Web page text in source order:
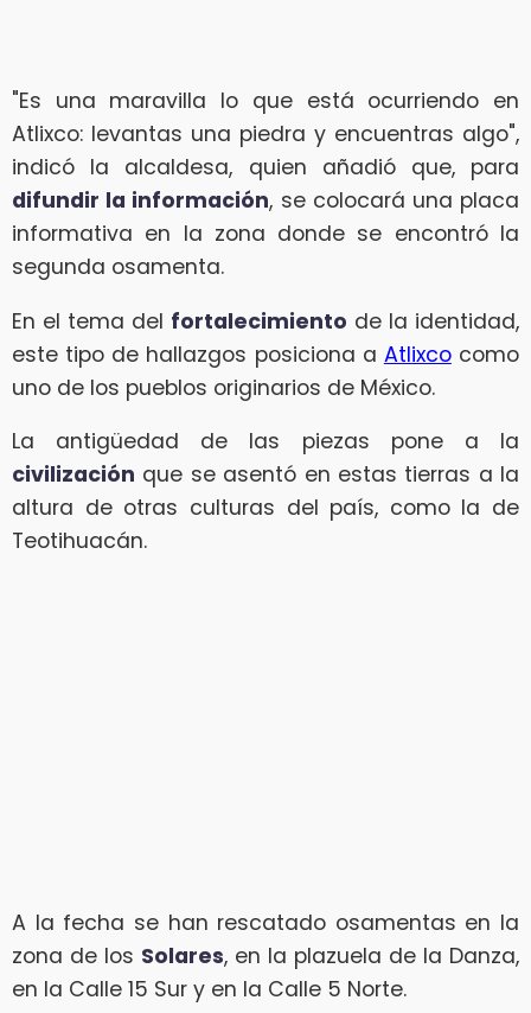
"Es una maravilla lo que está ocurriendo en
Atlixco: levantas una piedra y encuentras algo",
indicó la alcaldesa, quien añadió que, para
difundir la información, se colocará una placa
informativa en la zona donde se encontró la
segunda osamenta.
En el tema del fortalecimiento de la identidad,
este tipo de hallazgos posiciona a Atlixcocomo
uno de los pueblos originarios de México.
La antigüedad de las piezas pone a la
civilización que se asentó en estas tierras a la
altura de otras culturas del país, como la de
Teotihuacán.
A la fecha se han rescatado osamentas en la
zona de los Solares, en la plazuela de la Danza,
en la Calle 15 Sur y en la Calle 5 Norte.